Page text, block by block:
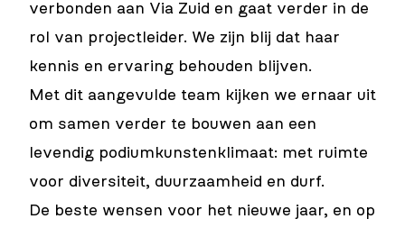
verbonden aan Via Zuid en gaat verder in de
rol van projectleider. We zijn blij dat haar
kennis en ervaring behouden blijven.
Met dit aangevulde team kijken we ernaar uit
om samen verder te bouwen aan een
levendig podiumkunstenklimaat: met ruimte
voor diversiteit, duurzaamheid en durf.
De beste wensen voor het nieuwe jaar, en op